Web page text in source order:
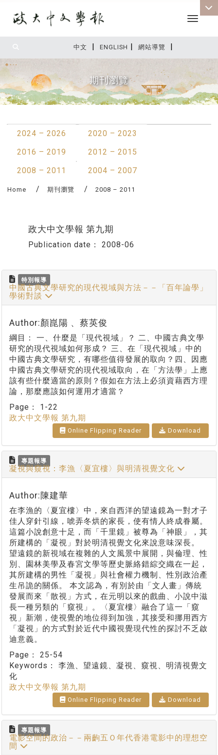
中文 | ENGLISH | 網站導覽 |
Toggle
期刊瀏覽
2024 – 2026
2020 – 2023
2016 – 2019
2012 – 2015
2008 – 2011
2004 – 2007
Home 期刊瀏覽 2008 – 2011
政大中文學報 第九期
Publication date： 2008-06
特別報導
中國古典文學研究的現代視域與方法－－「百年論學」
學術對談
Author:顏崑陽 、蔡英俊
綱目： 一、什麼是「現代視域」？ 二、中國古典文學
研究的現代視域如何形成？ 三、在「現代視域」中的
中國古典文學研究，有哪些值得發展的取向？四、因應
中國古典文學研究的現代視域取向，在「方法學」上應
該有些什麼適當的原則？假如在方法上必須資藉西方理
論，那麼應該如何運用才適當？
Page： 1-22
政大中文學報 第九期
Online Flipping Reader Download
專題報導
凝視與窺視：李漁〈夏宜樓〉與明清視覺文化
Author:陳建華
在李漁的〈夏宜樓〉中，來自西洋的望遠鏡為一對才子
佳人穿針引線，唬弄冬烘的家長，使有情人終成眷屬。
這篇小說創意十足，而「千里鏡」被尊為「神眼」，其
所建構的「凝視」對於明清視覺文化來說意味深長。
望遠鏡的新視域在複雜的人文風景中展開，與倫理、性
別、園林美學及春宮文學等歷史脈絡錯綜交織在一起，
其所建構的男性「凝視」與社會權力機制、性別政治產
生吊詭的關係。 本文認為，有別於由「文人畫」傳統
發展而來「散視」方式，在元明以來的戲曲、小說中滋
長一種另類的「窺視」。〈夏宜樓〉融合了這一「窺
視」新潮，使視覺的地位得到加強，其接受和挪用西方
「凝視」的方式對於近代中國視覺現代性的探討不乏啟
迪意義。
Page： 25-54
Keywords： 李漁、望遠鏡、凝視、窺視、明清視覺文
化
政大中文學報 第九期
Online Flipping Reader Download
專題報導
電影空間的政治－－兩齣五Ｏ年代香港電影中的理想空
間